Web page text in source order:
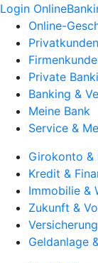
Login
Online-
Privatkunden
Private
Banking &
Meine Bank
Service &
Girokonto &
Kredit &
Immobilie &
Zukunft &
Geldanlage